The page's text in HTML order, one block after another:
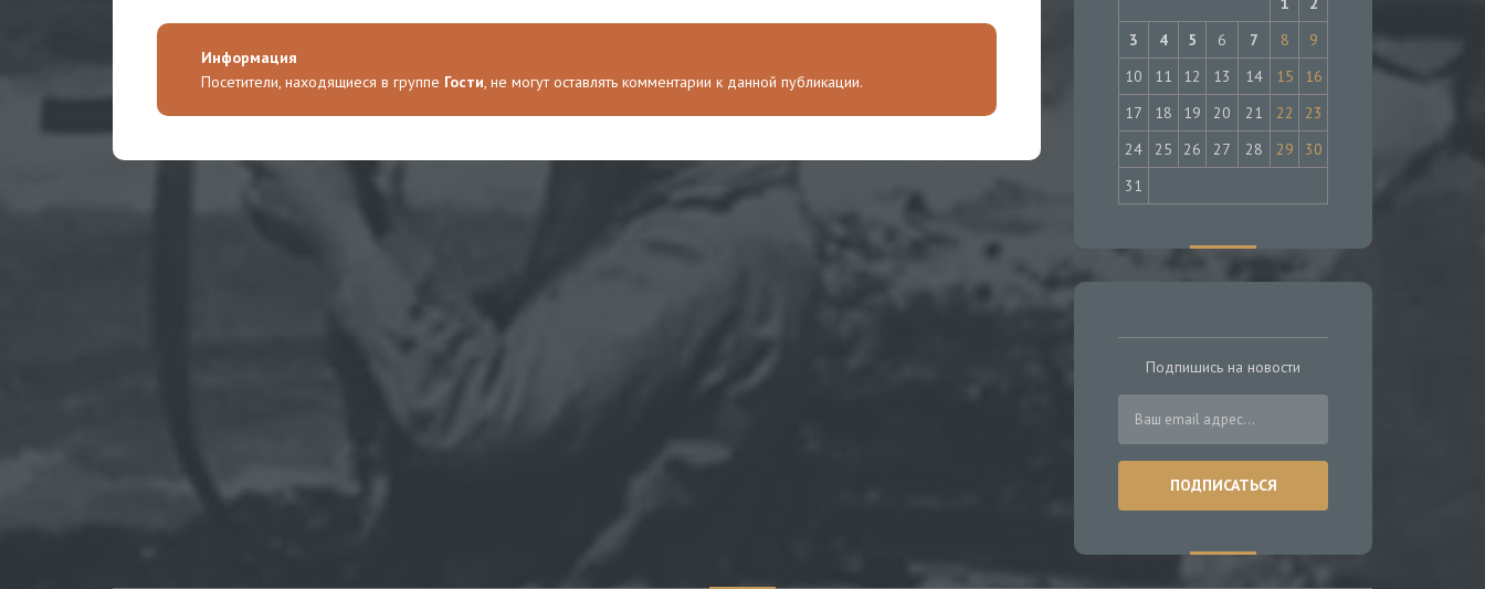
Информация
Посетители, находящиеся в группе Гости, не могут оставлять комментарии к данной публикации.
3
4 5 6 7 8
9
10
11 12 13 14 15
16
17
18 19 20 21 22
23
24
25 26 27 28 29
30
31
Подпишись на новости